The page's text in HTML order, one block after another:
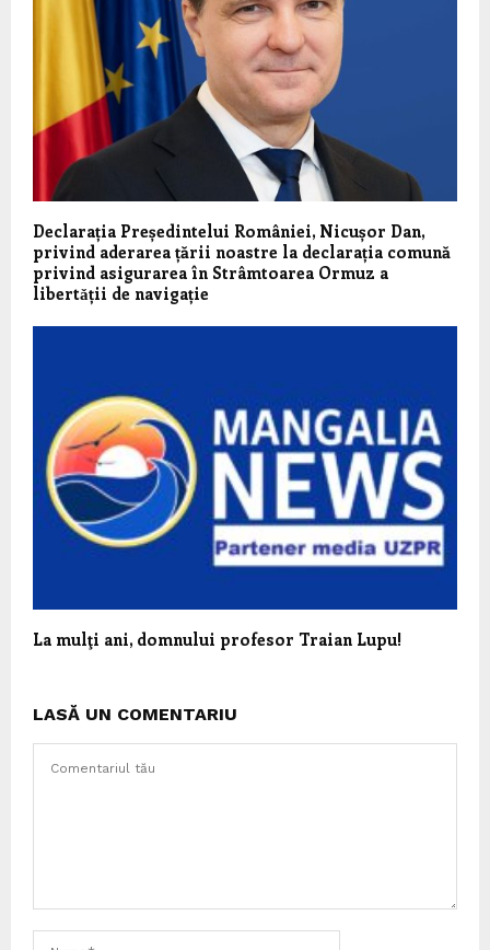
Declarația Președintelui României, Nicușor Dan,
privind aderarea țării noastre la declarația comună
privind asigurarea în Strâmtoarea Ormuz a
libertǎții de navigație
La mulţi ani, domnului profesor Traian Lupu!
LASĂ UN COMENTARIU